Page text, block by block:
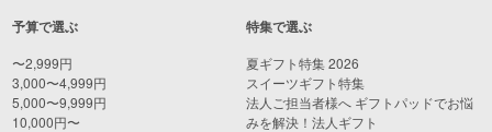
予算で選ぶ
〜2,999円
3,000〜4,999円
5,000〜9,999円
10,000円〜
特集で選ぶ
夏ギフト特集 2026
スイーツギフト特集
法人ご担当者様へ ギフトパッドでお悩
みを解決！法人ギフト